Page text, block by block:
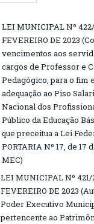
LEI MUNICIPAL Nº 422/
FEVEREIRO DE 2023
vencimentos aos
cargos de Professor e
Pedagógico, para o fim
adequação ao Piso
Nacional dos
Público da Educação
que preceitua a Lei
PORTARIA Nº 17, de 17
MEC)
LEI MUNICIPAL Nº 421/
FEVEREIRO DE 2023
Poder Executivo
pertencente ao